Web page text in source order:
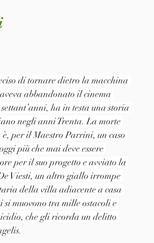
di tornare dietro la macchina
abbandonato il cinema
ha in testa una storia
negli anni Trenta. La morte
per il Maestro Parrini, un caso
più che mai deve essere
per il suo progetto e avviato la
Viesti, un altro giallo irrompe
della villa adiacente a casa
muovono tra mille ostacoli e
che gli ricorda un delitto